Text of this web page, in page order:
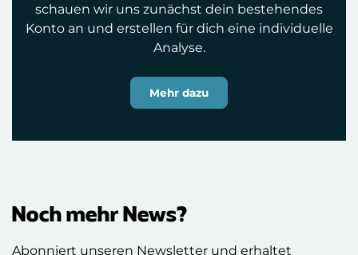
schauen wir uns zunächst dein bestehendes
Konto an und erstellen für dich eine individuelle
Analyse.
Mehr dazu
Noch mehr News?
Abonniert unseren Newsletter und erhaltet